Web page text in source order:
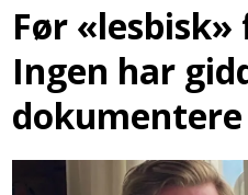
Før «lesbisk»
Ingen har